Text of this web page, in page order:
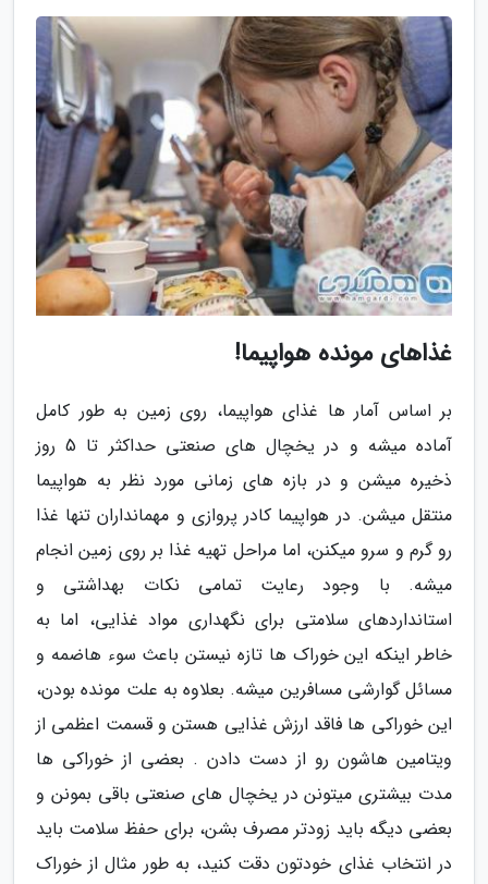
غذاهای مونده هواپیما!
بر اساس آمار ها غذای هواپیما، روی زمین به طور کامل
آماده میشه و در یخچال های صنعتی حداکثر تا 5 روز
ذخیره میشن و در بازه های زمانی مورد نظر به هواپیما
منتقل میشن. در هواپیما کادر پروازی و مهمانداران تنها غذا
رو گرم و سرو میکنن، اما مراحل تهیه غذا بر روی زمین انجام
میشه. با وجود رعایت تمامی نکات بهداشتی و
استانداردهای سلامتی برای نگهداری مواد غذایی، اما به
خاطر اینکه این خوراک ها تازه نیستن باعث سوء هاضمه و
مسائل گوارشی مسافرین میشه. بعلاوه به علت مونده بودن،
این خوراکی ها فاقد ارزش غذایی هستن و قسمت اعظمی از
ویتامین هاشون رو از دست دادن . بعضی از خوراکی ها
مدت بیشتری میتونن در یخچال های صنعتی باقی بمونن و
بعضی دیگه باید زودتر مصرف بشن، برای حفظ سلامت باید
در انتخاب غذای خودتون دقت کنید، به طور مثال از خوراک